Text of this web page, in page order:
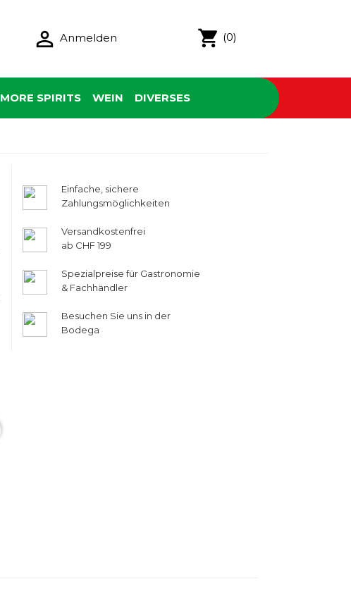
 Anmelden shopping_cart (0)
MORE SPIRITS WEIN DIVERSES
Einfache, sichere
Zahlungsmöglichkeiten
Versandkostenfrei
ab CHF 199
Spezialpreise für Gastronomie
& Fachhändler
Besuchen Sie uns in der
Bodega